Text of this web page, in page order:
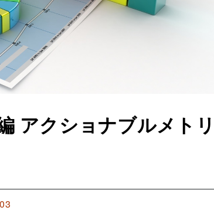
アクショナブルメトリ